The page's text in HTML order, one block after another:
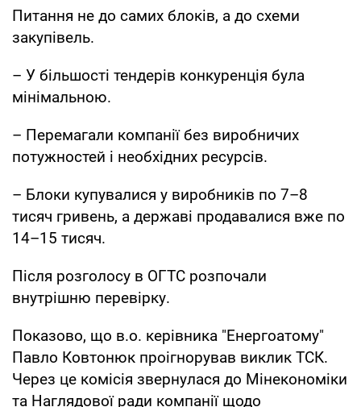
Питання не до самих блоків, а до схеми
закупівель.
– У більшості тендерів конкуренція була
мінімальною.
– Перемагали компанії без виробничих
потужностей і необхідних ресурсів.
– Блоки купувалися у виробників по 7–8
тисяч гривень, а державі продавалися вже по
14–15 тисяч.
Після розголосу в ОГТС розпочали
внутрішню перевірку.
Показово, що в.о. керівника "Енергоатому"
Павло Ковтонюк проігнорував виклик ТСК.
Через це комісія звернулася до Мінекономіки
та Наглядової ради компанії щодо